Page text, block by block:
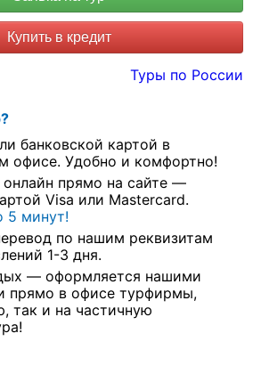
Купить в кредит
Туры по России
банковской картой в
офисе. Удобно и комфортно!
онлайн прямо на сайте —
Visa или Mastercard.
5 минут!
по нашим реквизитам
1-3 дня.
— оформляется нашими
прямо в офисе турфирмы,
так и на частичную